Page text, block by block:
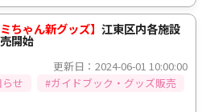
ミちゃん新グッズ】 江東区内各施設
開始
更新日：2024-06-01 10:00:00
せ
#ガイドブック・グッズ販売